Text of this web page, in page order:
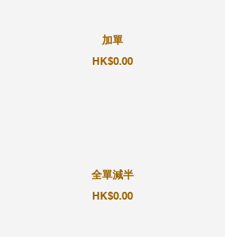
加單
HK$0.00
全單減半
HK$0.00